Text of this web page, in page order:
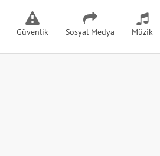
Güvenlik Sosyal Medya Müzik